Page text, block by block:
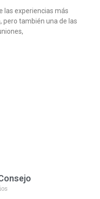
las experiencias más
pero también una de las